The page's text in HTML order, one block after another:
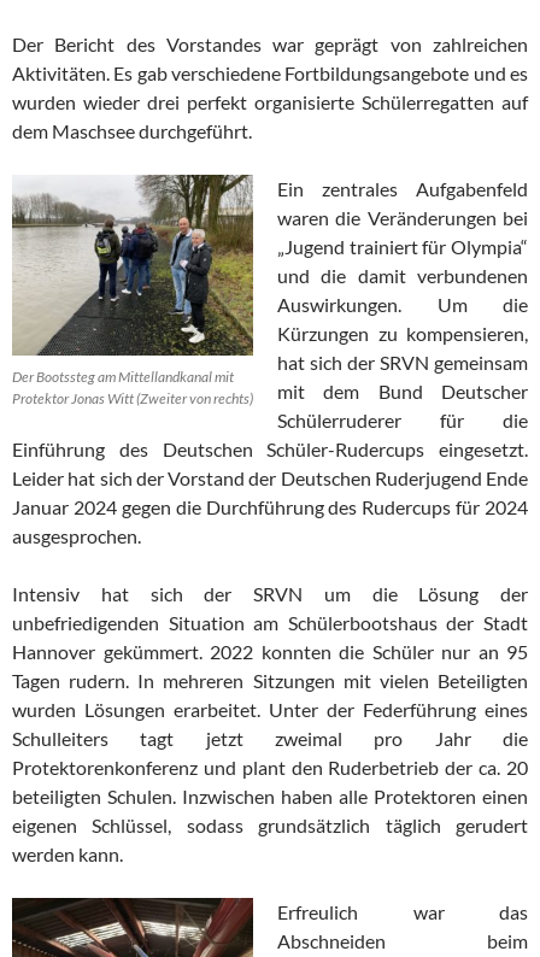
Der Bericht des Vorstandes war geprägt von zahlreichen
Aktivitäten. Es gab verschiedene Fortbildungsangebote und es
wurden wieder drei perfekt organisierte Schülerregatten auf
dem Maschsee durchgeführt.
Der Bootssteg am Mittellandkanal mit
Protektor Jonas Witt (Zweiter von rechts)
Ein zentrales Aufgabenfeld
waren die Veränderungen bei
„Jugend trainiert für Olympia“
und die damit verbundenen
Auswirkungen. Um die
Kürzungen zu kompensieren,
hat sich der SRVN gemeinsam
mit dem Bund Deutscher
Schülerruderer für die
Einführung des Deutschen Schüler-Rudercups eingesetzt.
Leider hat sich der Vorstand der Deutschen Ruderjugend Ende
Januar 2024 gegen die Durchführung des Rudercups für 2024
ausgesprochen.
Intensiv hat sich der SRVN um die Lösung der
unbefriedigenden Situation am Schülerbootshaus der Stadt
Hannover gekümmert. 2022 konnten die Schüler nur an 95
Tagen rudern. In mehreren Sitzungen mit vielen Beteiligten
wurden Lösungen erarbeitet. Unter der Federführung eines
Schulleiters tagt jetzt zweimal pro Jahr die
Protektorenkonferenz und plant den Ruderbetrieb der ca. 20
beteiligten Schulen. Inzwischen haben alle Protektoren einen
eigenen Schlüssel, sodass grundsätzlich täglich gerudert
werden kann.
Erfreulich war das
Abschneiden beim